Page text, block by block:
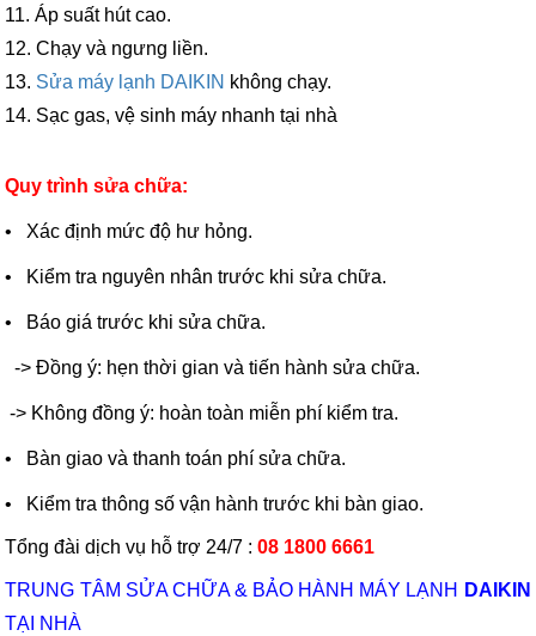
11. Áp suất hút cao.
12. Chạy và ngưng liền.
13. Sửa máy lạnh DAIKIN không chạy.
14. Sạc gas, vệ sinh máy nhanh tại nhà
Quy trình sửa chữa:
• Xác định mức độ hư hỏng.
• Kiểm tra nguyên nhân trước khi sửa chữa.
• Báo giá trước khi sửa chữa.
-> Đồng ý: hẹn thời gian và tiến hành sửa chữa.
-> Không đồng ý: hoàn toàn miễn phí kiểm tra.
• Bàn giao và thanh toán phí sửa chữa.
• Kiểm tra thông số vận hành trước khi bàn giao.
Tổng đài dịch vụ hỗ trợ 24/7 :08 1800 6661
TRUNG TÂM SỬA CHỮA & BẢO HÀNH MÁY LẠNH
DAIKIN
TẠI NHÀ